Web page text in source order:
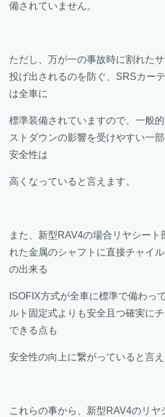
備されていません。
ただし、万が一の事故時に割れた
投げ出されるのを防ぐ、SRSカー
は全車に
標準装備されていますので、一般
ストダウンの影響を受けやすい一
安全性は
高くなっていると言えます。
また、新型RAV4の場合リヤシート
れた金属のシャフトに直接チャイ
の出来る
ISOFIX方式が全車に標準で備わっ
ルト固定式よりも安全且つ確実に
できる点も
安全性の向上に繋がっていると言え
これらの事から、新型RAV4のリヤ